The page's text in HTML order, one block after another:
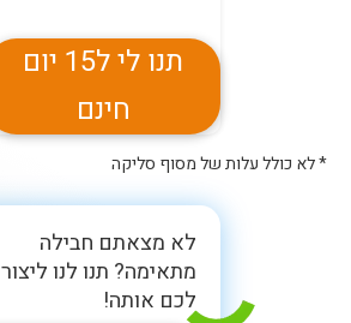
תנו לי ל15 יום
חינם
* לא כולל עלות של מסוף סליקה
לא מצאתם חבילה
מתאימה? תנו לנו ליצור
לכם אותה!